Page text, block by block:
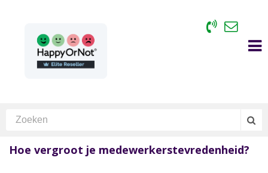
Hoe vergroot je medewerkerstevredenheid?